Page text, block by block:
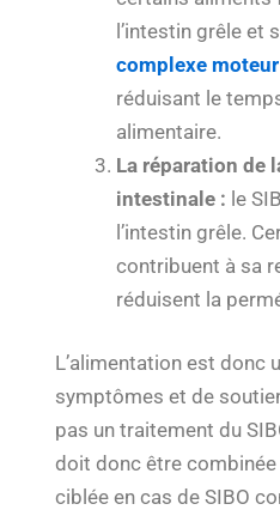
l’intestin grêle et
complexe
réduisant le
alimentaire.
La réparation de
intestinale : le
l’intestin grêle.
contribuent à sa
réduisent la
L’alimentation est donc
symptômes et de
pas un traitement du
doit donc être
ciblée en cas de SIBO